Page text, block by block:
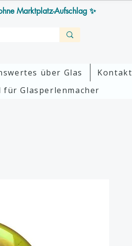
Marktplatz-Aufschlag ✨
über Glas
Kontakt
für Glasperlenmacher